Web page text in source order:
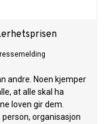
andre. Noen kjemper
at alle skal ha
loven gir dem.
organisasjon